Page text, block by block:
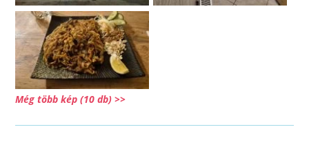
Még több kép (10 db) >>